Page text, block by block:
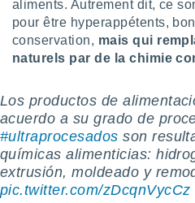
les
de
vous
à
notre
aliments. Autrement dit, ce
pour être hyperappétents,
conservation, mais qui
naturels par de la chimie
Los productos de
acuerdo a su grado de
#ultraprocesados son
químicas alimenticias:
extrusión, moldeado y
pic.twitter.com/zDcqnVycCz